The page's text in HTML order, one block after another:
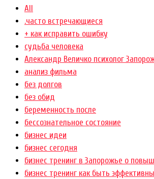
All
.часто встречающиеся
+ как исправить ошибку
cудьба человека
Александр Величко психолог
анализ фильма
без долгов
без обид
беременность после
бессознательное состояние
бизнес идеи
бизнес сегодня
бизнес тренинг в Запорожье о
бизнес тренинг как быть